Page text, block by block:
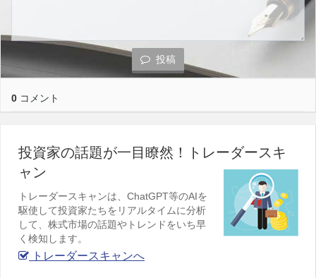
投稿
0 コメント
投資家の話題が一目瞭然！トレーダースキ
ャン
トレーダースキャンは、ChatGPT等のAIを
駆使して投資家たちをリアルタイムに分析
して、株式市場の話題やトレンドをいち早
く検知します。
トレーダースキャンへ